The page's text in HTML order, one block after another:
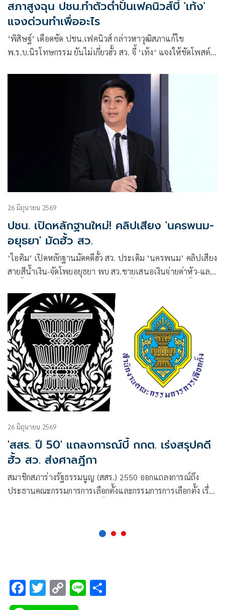
สภาสูงฉุน ปชน.ทำตัวต่ำปั้นเฟคนิวส์บี้ 'เท้ง'
แจงด่วนทำเพื่ออะไร
‘พิสิษฐ์’ เดือดซัด ปชน.เฟคนิวส์ กล่าวหาวุฒิสภาแก้ไข
พ.ร.บ.นิรโทษกรรม ยันไม่เกี่ยวฮั้ว สว. จี้ ‘เท้ง’ แจงให้ชัดโพสต์
26 มิถุนายน 2569
ปชน. เปิดหลักฐานใหม่! คลิปเสียง 'นครพนม-
อยุธยา' มัดฮั้ว สว.
‘ไอติม’ เปิดหลักฐานมัดคดีฮั้ว สว. ประเดิม ‘นครพนม’ คลิปเสียง
สายสีน้ำเงิน-จัดโพยอยุธยา พบ สว.ชายเสนอเงินจ่ายค่าหัว-แลก
เลิกดองส่งศาลเถอะ
26 มิถุนายน 2569
'สสร. ปี 50' แถลงการณ์บี้ กกต. เร่งสรุปคดี
ฮั้ว สว. ส่งศาลฎีกา
สมาชิกสภาร่างรัฐธรรมนูญ (สสร.) 2550 ออกแถลงการณ์ถึง
ประธานคณะกรรมการการเลือกตั้งและกรรมการการเลือกตั้ง เรื่อง
F
ac
T
wi
C
o
Li